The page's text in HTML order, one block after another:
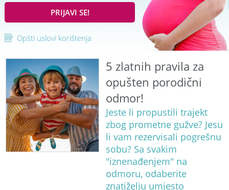
PRIJAVI SE!
Opšti uslovi korištenja
5 zlatnih pravila za
opušten porodični
odmor!
Jeste li propustili trajekt
zbog prometne gužve? Jesu
li vam rezervisali pogrešnu
sobu? Sa svakim
"iznenađenjem" na
odmoru, odaberite
znatiželju umjesto